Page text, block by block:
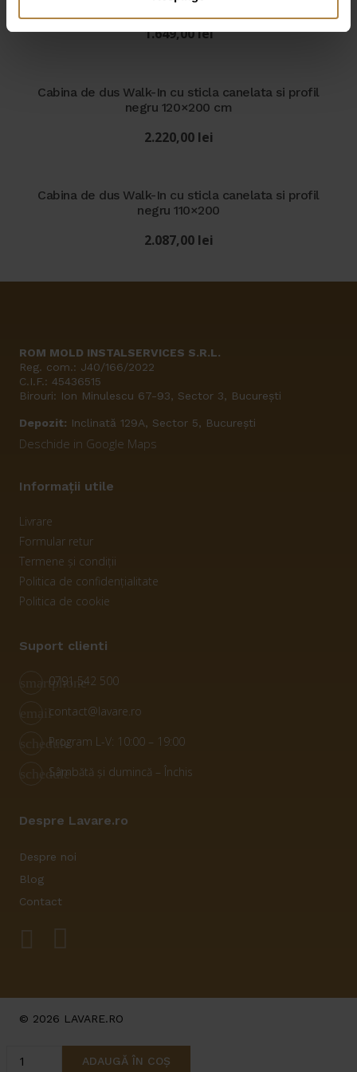
Cantitate
ADAUGĂ ÎN COȘ
80×200 cm
1.649,00lei
Cabina de dus Walk-In cu sticla canelata si profil
negru 120×200 cm
2.220,00 lei
Cabina de dus Walk-In cu sticla canelata si profil
negru 110×200
2.087,00 lei
ROM MOLD INSTALSERVICES S.R.L.
Reg. com.: J40/166/2022
C.I.F.: 45436515
Birouri: Ion Minulescu 67-93, Sector 3, București
Depozit: Inclinată 129A, Sector 5, București
Deschide in Google Maps
Informații utile
Livrare
Formular retur
Termene și condiții
Politica de confidențialitate
Politica de cookie
Suport clienti
smartphone
0791 542 500
emailcontact@lavare.ro
scheduleProgram L-V: 10:00 – 19:00
scheduleSâmbătă și dumincă – Închis
Despre Lavare.ro
Despre noi
Blog
Contact
© 2026 LAVARE.RO